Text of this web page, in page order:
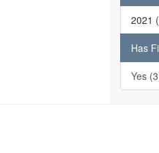
2021
Has
Yes